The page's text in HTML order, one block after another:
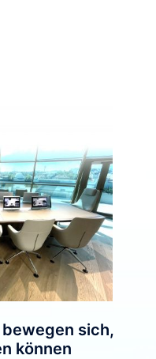
bewegen sich,
können